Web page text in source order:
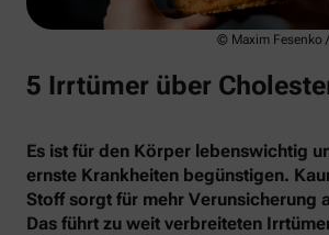
© Maxim Fesenko
5 Irrtümer über
Es ist für den Körper lebenswichtig
ernste Krankheiten begünstigen.
Stoff sorgt für mehr Verunsicherung
Das führt zu weit verbreiteten